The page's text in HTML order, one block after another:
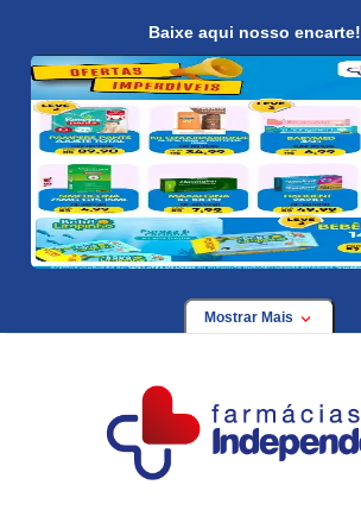
Baixe aqui nosso encarte!
Mostrar Mais